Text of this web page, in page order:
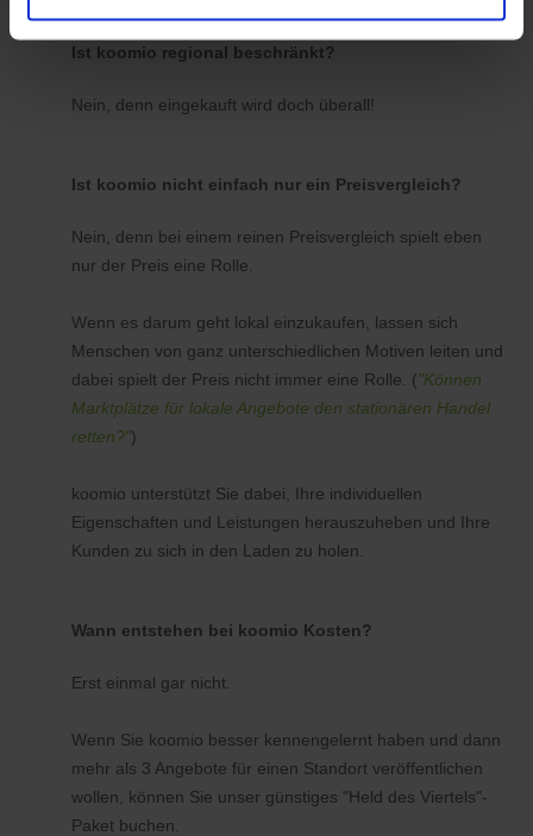
Ist koomio regional beschränkt?
Nein, denn eingekauft wird doch überall!
Ist koomio nicht einfach nur ein Preisvergleich?
Nein, denn bei einem reinen Preisvergleich spielt eben
nur der Preis eine Rolle.
Wenn es darum geht lokal einzukaufen, lassen sich
Menschen von ganz unterschiedlichen Motiven leiten und
dabei spielt der Preis nicht immer eine Rolle. ("Können
Marktplätze für lokale Angebote den stationären Handel
retten?")
koomio unterstützt Sie dabei, Ihre individuellen
Eigenschaften und Leistungen herauszuheben und Ihre
Kunden zu sich in den Laden zu holen.
Wann entstehen bei koomio Kosten?
Erst einmal gar nicht.
Wenn Sie koomio besser kennengelernt haben und dann
mehr als 3 Angebote für einen Standort veröffentlichen
wollen, können Sie unser günstiges "Held des Viertels"-
Paket buchen.